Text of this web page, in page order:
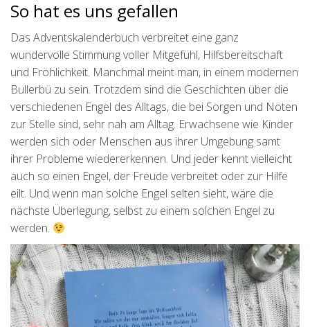
So hat es uns gefallen
Das Adventskalenderbuch verbreitet eine ganz
wundervolle Stimmung voller Mitgefühl, Hilfsbereitschaft
und Fröhlichkeit. Manchmal meint man, in einem modernen
Bullerbü zu sein. Trotzdem sind die Geschichten über die
verschiedenen Engel des Alltags, die bei Sorgen und Nöten
zur Stelle sind, sehr nah am Alltag. Erwachsene wie Kinder
werden sich oder Menschen aus ihrer Umgebung samt
ihrer Probleme wiedererkennen. Und jeder kennt vielleicht
auch so einen Engel, der Freude verbreitet oder zur Hilfe
eilt. Und wenn man solche Engel selten sieht, wäre die
nächste Überlegung, selbst zu einem solchen Engel zu
werden.